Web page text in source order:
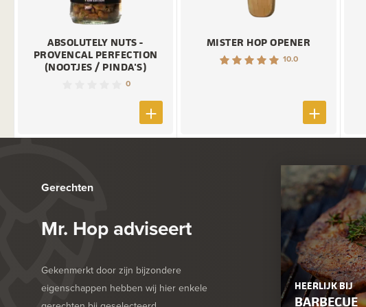
ABSOLUTELY NUTS -
PROVENCAL PERFECTION
(NOOTJES / PINDA'S)
0
MISTER HOP OPENER
10.0
Gerechten
Mr. Hop adviseert
Gekenmerkt door zijn bijzondere
eigenschappen hebben wij hier enkele
HEERLIJK BIJ
BARBECUE